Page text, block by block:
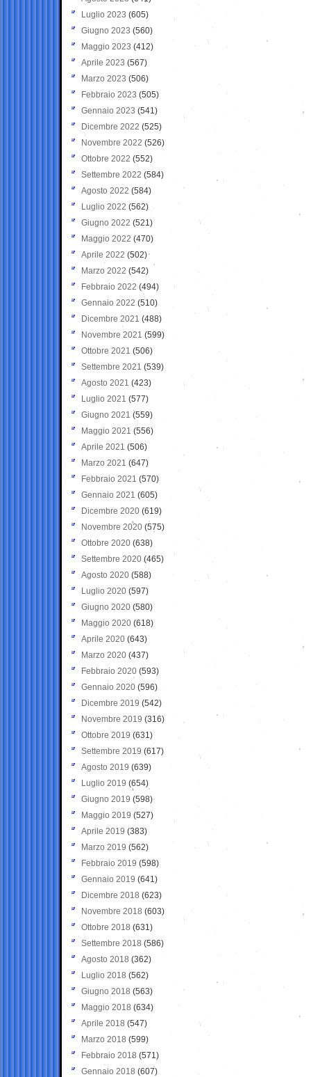
Luglio 2023 (605)
Giugno 2023 (560)
Maggio 2023 (412)
Aprile 2023 (567)
Marzo 2023 (506)
Febbraio 2023 (505)
Gennaio 2023 (541)
Dicembre 2022 (525)
Novembre 2022 (526)
Ottobre 2022 (552)
Settembre 2022 (584)
Agosto 2022 (584)
Luglio 2022 (562)
Giugno 2022 (521)
Maggio 2022 (470)
Aprile 2022 (502)
Marzo 2022 (542)
Febbraio 2022 (494)
Gennaio 2022 (510)
Dicembre 2021 (488)
Novembre 2021 (599)
Ottobre 2021 (506)
Settembre 2021 (539)
Agosto 2021 (423)
Luglio 2021 (577)
Giugno 2021(559)
Maggio 2021 (556)
Aprile 2021 (506)
Marzo 2021 (647)
Febbraio 2021 (570)
Gennaio 2021 (605)
Dicembre 2020 (619)
Novembre 2020 (575)
Ottobre 2020 (638)
Settembre 2020(465)
Agosto 2020 (588)
Luglio 2020 (597)
Giugno 2020 (580)
Maggio 2020 (618)
Aprile 2020 (643)
Marzo 2020 (437)
Febbraio 2020 (593)
Gennaio 2020 (596)
Dicembre 2019 (542)
Novembre 2019 (316)
Ottobre 2019 (631)
Settembre 2019 (617)
Agosto 2019 (639)
Luglio 2019 (654)
Giugno 2019 (598)
Maggio 2019 (527)
Aprile 2019 (383)
Marzo 2019 (562)
Febbraio 2019 (598)
Gennaio 2019 (641)
Dicembre 2018 (623)
Novembre 2018 (603)
Ottobre 2018 (631)
Settembre 2018 (586)
Agosto 2018 (362)
Luglio 2018 (562)
Giugno 2018 (563)
Maggio 2018 (634)
Aprile 2018 (547)
Marzo 2018 (599)
Febbraio 2018 (571)
Gennaio 2018 (607)